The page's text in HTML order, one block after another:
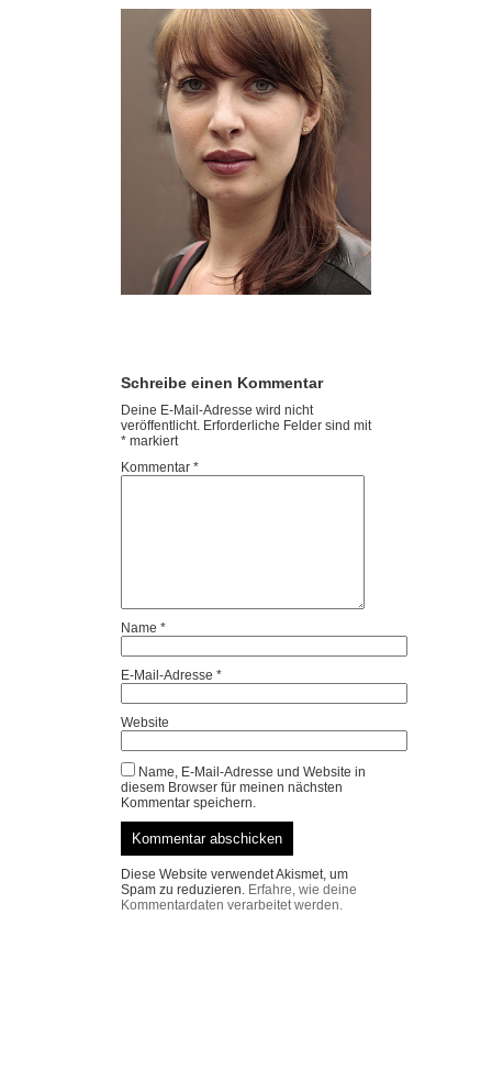
Schreibe einen Kommentar
Deine E-Mail-Adresse wird nicht
veröffentlicht. Erforderliche Felder sind mit
* markiert
Kommentar *
Name *
E-Mail-Adresse *
Website
Name, E-Mail-Adresse und Website in
diesem Browser für meinen nächsten
Kommentar speichern.
Diese Website verwendet Akismet, um
Spam zu reduzieren. Erfahre, wie deine
Kommentardaten verarbeitet werden.